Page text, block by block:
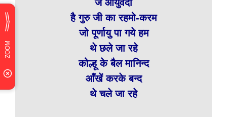
जै आयुर्वेदा
है गुरु जी का रहमो-करम
जो पूर्णायु पा गये हम
थे छले जा रहे
कोल्हू के बैल मानिन्द
आँखें करके बन्द
थे चले जा रहे